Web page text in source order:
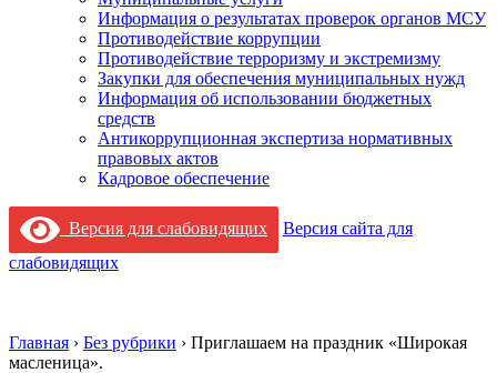
Информация о результатах проверок органов МСУ
Противодействие коррупции
Противодействие терроризму и экстремизму
Закупки для обеспечения муниципальных нужд
Информация об использовании бюджетных
средств
Антикоррупционная экспертиза нормативных
правовых актов
Кадровое обеспечение
Версия для слабовидящих
Версия сайта для
слабовидящих
Главная › Без рубрики › Приглашаем на праздник «Широкая
масленица».